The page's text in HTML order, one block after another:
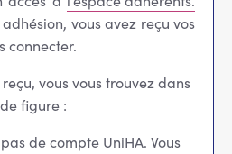
vous avez reçu vos
connecter.
reçu, vous vous trouvez dans
figure :
de compte UniHA. Vous